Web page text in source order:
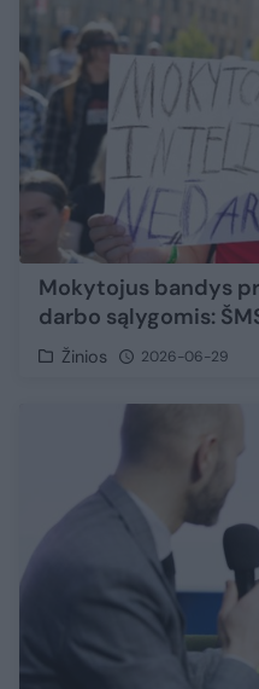
Mokytojus bandys
darbo sąlygomis:
Žinios 2026-06-29